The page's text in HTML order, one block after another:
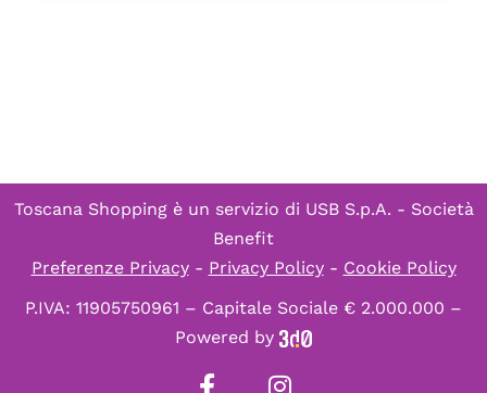
Toscana Shopping è un servizio di USB S.p.A. - Società
Benefit
Preferenze Privacy- Privacy Policy- Cookie Policy
P.IVA: 11905750961 – Capitale Sociale € 2.000.000 –
Powered by